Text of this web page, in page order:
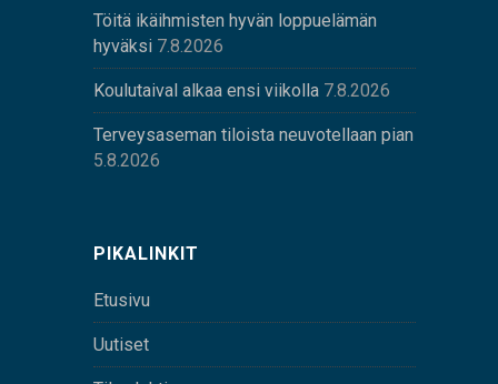
Töitä ikäihmisten hyvän loppuelämän
hyväksi 7.8.2026
Koulutaival alkaa ensi viikolla 7.8.2026
Terveysaseman tiloista neuvotellaan pian
5.8.2026
PIKALINKIT
Etusivu
Uutiset